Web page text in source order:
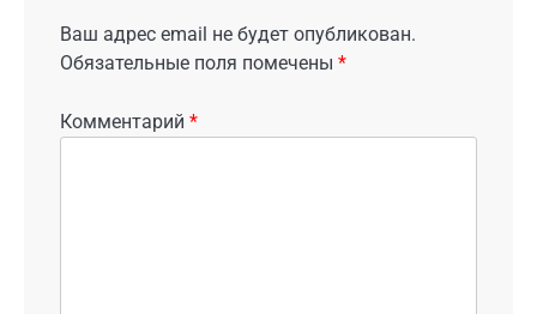
Ваш адрес email не будет опубликован.
Обязательные поля помечены *
Комментарий *